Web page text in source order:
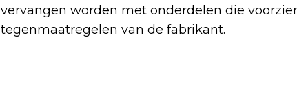
vervangen worden met onderdelen die
tegenmaatregelen van de fabrikant.